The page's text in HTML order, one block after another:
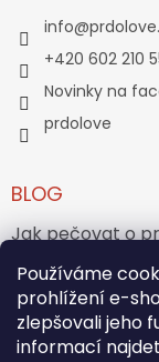
Používáme
prohlížení e-
zlepšovali jeho
informací
info@
+420 602 210
Novinky na
prdolove
BLOG
Jak pečovat o
Jak vznikl
ARCHIV